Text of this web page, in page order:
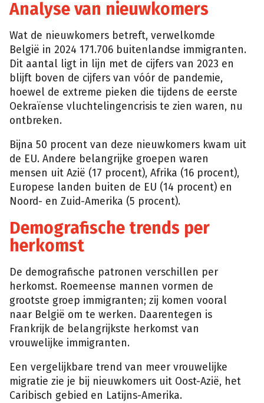
Analyse van nieuwkomers
Wat de nieuwkomers betreft, verwelkomde
België in 2024 171.706 buitenlandse immigranten.
Dit aantal ligt in lijn met de cijfers van 2023 en
blijft boven de cijfers van vóór de pandemie,
hoewel de extreme pieken die tijdens de eerste
Oekraïense vluchtelingencrisis te zien waren, nu
ontbreken.
Bijna 50 procent van deze nieuwkomers kwam uit
de EU. Andere belangrijke groepen waren
mensen uit Azië (17 procent), Afrika (16 procent),
Europese landen buiten de EU (14 procent) en
Noord- en Zuid-Amerika (5 procent).
Demografische trends per
herkomst
De demografische patronen verschillen per
herkomst. Roemeense mannen vormen de
grootste groep immigranten; zij komen vooral
naar België om te werken. Daarentegen is
Frankrijk de belangrijkste herkomst van
vrouwelijke immigranten.
Een vergelijkbare trend van meer vrouwelijke
migratie zie je bij nieuwkomers uit Oost-Azië, het
Caribisch gebied en Latijns-Amerika.